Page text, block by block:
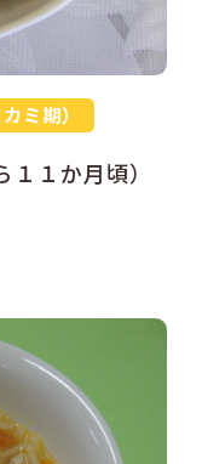
ミ期）
１か月頃）